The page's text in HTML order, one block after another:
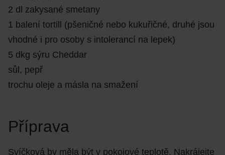
2 dl zakysané smetany
1 balení tortill (pšeničné nebo kukuřičné, druhé jsou
vhodné i pro osoby s intolerancí na lepek)
5 dkg sýru Cheddar
sůl, pepř
trochu oleje a másla na smažení
Příprava
Svíčková by měla být v pokojové teplotě. Nakrájejte